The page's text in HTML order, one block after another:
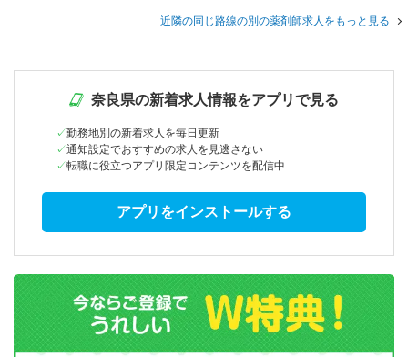
近隣の同じ路線の別の薬剤師求人をもっと見る
奈良県の新着求人情報をアプリで見る
勤務地別の新着求人を毎日更新
通知設定でおすすめの求人を見逃さない
転職に役立つアプリ限定コンテンツを配信中
アプリをインストールする